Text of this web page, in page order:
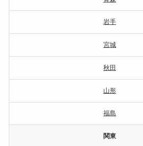
岩手
宮城
秋田
山形
福島
関東